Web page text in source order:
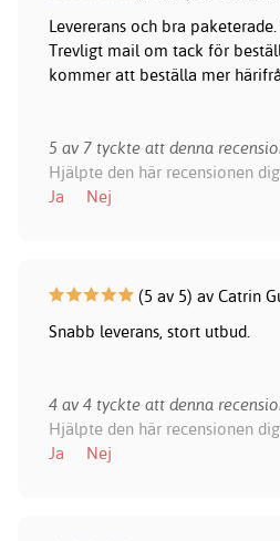
Levererans och bra
Trevligt mail om tack för
kommer att beställa mer
5 av 7 tyckte att denna
Hjälpte den här recensionen
Ja
Nej
(5 av 5) av Catrin
Snabb leverans, stort utbud.
4 av 4 tyckte att denna
Hjälpte den här recensionen
Ja
Nej